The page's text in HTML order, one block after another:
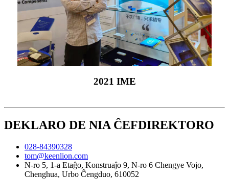
2021 IME
DEKLARO DE NIA ĈEFDIREKTORO
028-84390328
tom@keenlion.com
N-ro 5, 1-a Etaĝo, Konstruaĵo 9, N-ro 6 Chengye Vojo,
Chenghua, Urbo Ĉengduo, 610052